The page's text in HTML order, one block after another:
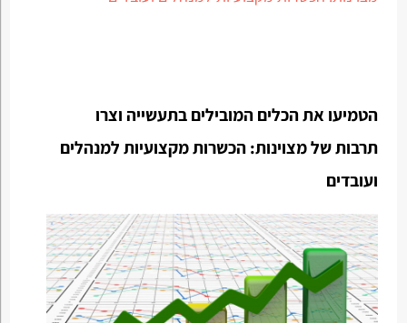
הטמיעו את הכלים המובילים בתעשייה וצרו
תרבות של מצוינות: הכשרות מקצועיות למנהלים
ועובדים